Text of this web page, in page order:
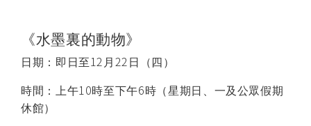
《水墨裏的動物》
日期：即日至12 月22 日 （四）
時間：上午10時至下午6時（星期日、一及公眾假期
休館）